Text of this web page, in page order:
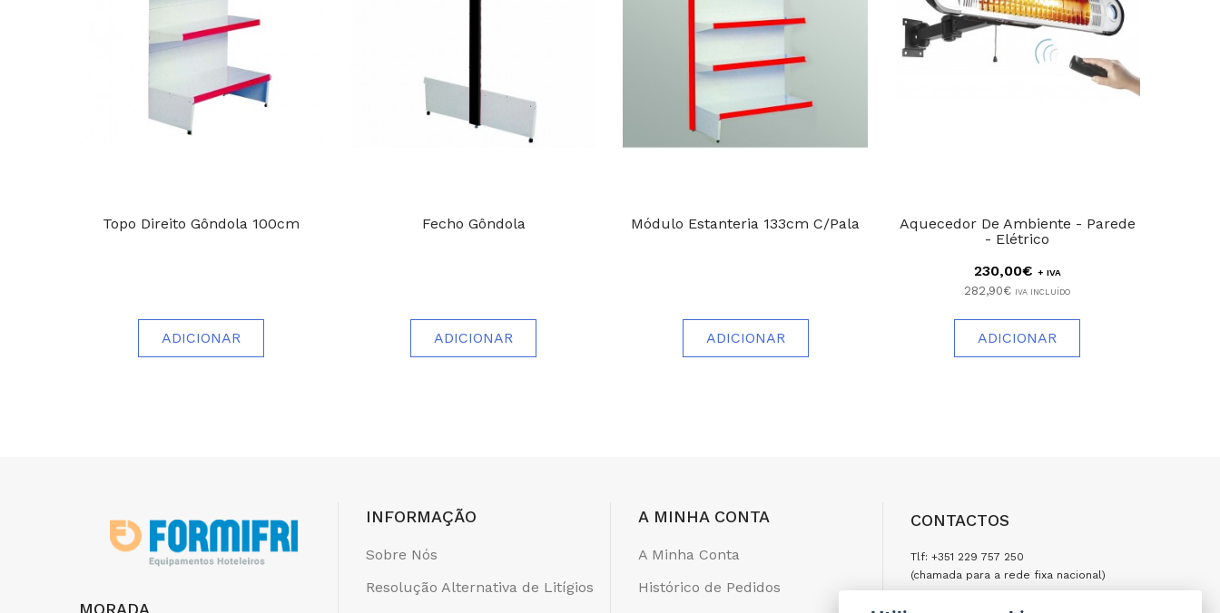
Topo Direito Gôndola 100cm
ADICIONAR
Fecho Gôndola
ADICIONAR
Módulo Estanteria 133cm C/Pala
ADICIONAR
Aquecedor De Ambiente - Parede
- Elétrico
230,00€ + IVA
282,90€ IVA INCLUÍDO
ADICIONAR
INFORMAÇÃO
Sobre Nós
Resolução Alternativa de Litígios
A MINHA CONTA
A Minha Conta
Histórico de Pedidos
CONTACTOS
Tlf: +351 229 757 250
(chamada para a rede fixa nacional)